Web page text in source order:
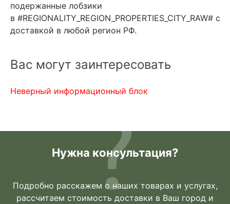
подержанные лобзики
в #REGIONALITY_REGION_PROPERTIES_CITY_RAW# с
доставкой в любой регион РФ.
Вас могут заинтересовать
Неверный информационный блок
Нужна консультация?
Подробно расскажем о наших товарах и услугах,
рассчитаем стоимость доставки в Ваш город и